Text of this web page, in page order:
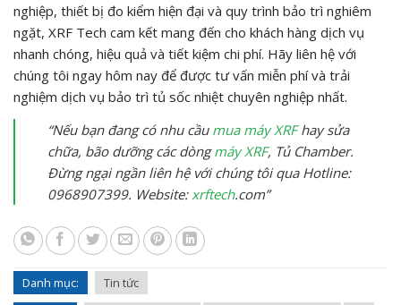
nghiệp, thiết bị đo kiểm hiện đại và quy trình bảo trì nghiêm
ngặt, XRF Tech cam kết mang đến cho khách hàng dịch vụ
nhanh chóng, hiệu quả và tiết kiệm chi phí. Hãy liên hệ với
chúng tôi ngay hôm nay để được tư vấn miễn phí và trải
nghiệm dịch vụ bảo trì tủ sốc nhiệt chuyên nghiệp nhất.
“Nếu bạn đang có nhu cầu mua máy XRFhay sửa
chữa, bão dưỡng các dòngmáy XRF, Tủ Chamber.
Đừng ngại ngần liên hệ với chúng tôi qua Hotline:
0968907399. Website: xrftech.com”
Danh mục:
Tin tức